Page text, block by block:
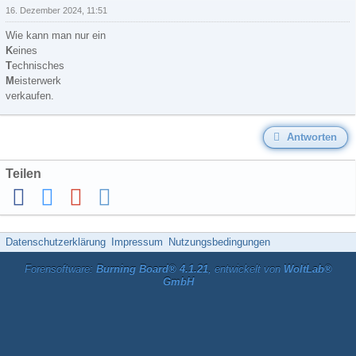
16. Dezember 2024, 11:51
Wie kann man nur ein
Keines
Technisches
Meisterwerk
verkaufen.
Antworten
Teilen
Datenschutzerklärung Impressum Nutzungsbedingungen
Forensoftware: Burning Board® 4.1.21, entwickelt von WoltLab®
GmbH